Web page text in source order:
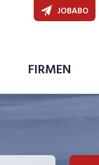
FIRMEN
JOBABO